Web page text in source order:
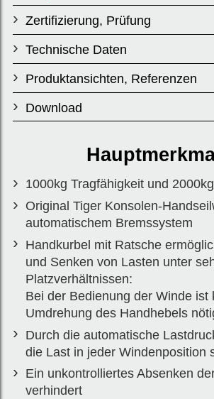
Leichtgängiges
Getriebe.
Modell
SF-2200
Zertifizierung, Prüfung
Technische Daten
Produktansichten, Referenzen
Download
1000kg Tragfähigkeit und
Original Tiger Konsolen-
automatischem Bremssystem
Handkurbel mit Ratsche
und Senken von Lasten unter
Platzverhältnissen:
Bei der Bedienung der Winde ist
Umdrehung des Handhebels
Durch die automatische
die Last in jeder Windenposition
Ein unkontrolliertes Absenken
verhindert